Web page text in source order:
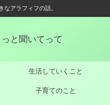
なアラフィフの話。
と聞いてって
生活していくこと
子育てのこと